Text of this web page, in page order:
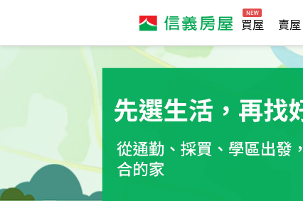
買屋 賣屋